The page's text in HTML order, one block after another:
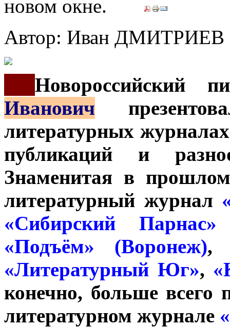
Автор: Иван ДМИТРИЕВ
Новороссийский
Иванович
литературных
публикаций и
Знаменитая в прошлом
литературный журнал
«Сибирский Парнас»
«Подъём» (Воронеж)
«Литературный Юг»,
конечно, больше всего
литературном журнале